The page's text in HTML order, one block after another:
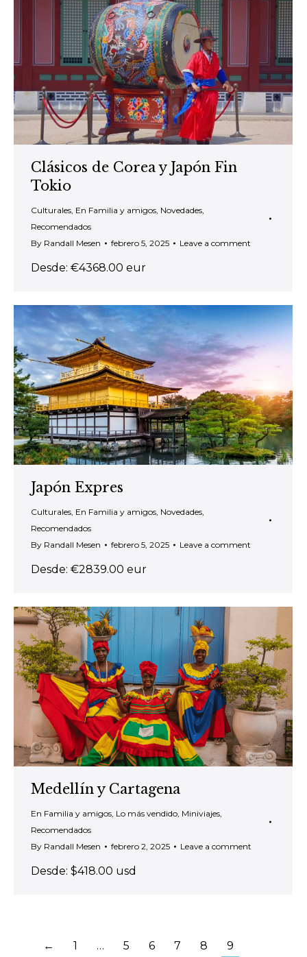
Clásicos de Corea y Japón Fin
Tokio
Culturales En Familia y amigos Novedades
Recomendados
By Randall Mesen febrero 5, 2025 Leave a comment
Desde: €4368.00 eur
Japón Expres
Culturales En Familia y amigos Novedades
Recomendados
By Randall Mesen febrero 5, 2025 Leave a comment
Desde: €2839.00 eur
Medellín y Cartagena
En Familia y amigos Lo más vendido Miniviajes
Recomendados
By Randall Mesen febrero 2, 2025 Leave a comment
Desde: $418.00 usd
← 1 … 5 6 7 8 9